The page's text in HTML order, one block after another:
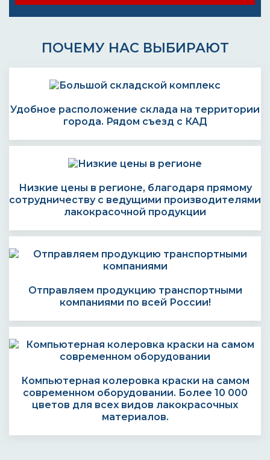
ПОЧЕМУ НАС ВЫБИРАЮТ
Удобное расположение склада на территории
города. Рядом съезд с КАД
Низкие цены в регионе, благодаря прямому
сотрудничеству с ведущими производителями
лакокрасочной продукции
Отправляем продукцию транспортными
компаниями по всей России!
Компьютерная колеровка краски на самом
современном оборудовании. Более 10 000
цветов для всех видов лакокрасочных
материалов.